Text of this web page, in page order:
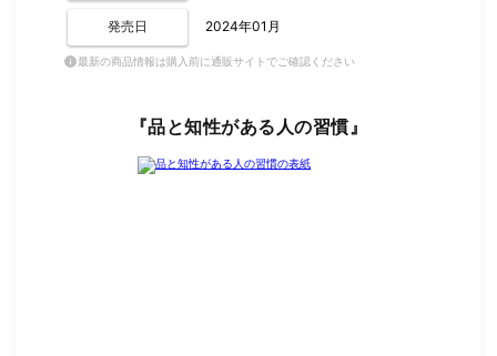
発売日 2024年01月
info最新の商品情報は購入前に通販サイトでご確認ください
『品と知性がある人の習慣』